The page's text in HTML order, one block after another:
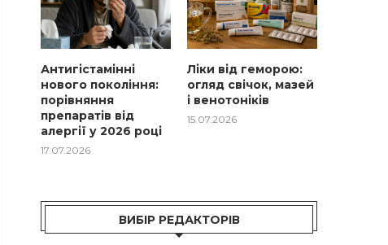
Антигістамінні
нового покоління:
порівняння
препаратів від
алергії у 2026 році
17.07.2026
Ліки від геморою:
огляд свічок, мазей
і венотоніків
15.07.2026
ВИБІР РЕДАКТОРІВ